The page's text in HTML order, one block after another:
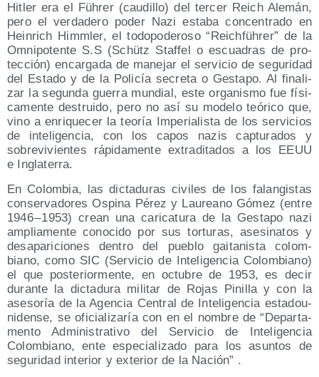
Hitler era el Füh­rer (cau­di­llo) del ter­cer Reich Ale­mán,
pero el ver­da­de­ro poder Nazi esta­ba con­cen­tra­do en
Hein­rich Himm­ler, el todo­po­de­ro­so “Reich­füh­rer” de la
Omni­po­ten­te S.S (Schütz Staf­fel o escua­dras de pro­
tec­ción) encar­ga­da de mane­jar el ser­vi­cio de segu­ri­dad
del Esta­do y de la Poli­cía secre­ta o Ges­ta­po. Al fina­li­
zar la segun­da gue­rra mun­dial, este orga­nis­mo fue físi­
ca­men­te des­trui­do, pero no así su mode­lo teó­ri­co que,
vino a enri­que­cer la teo­ría Impe­ria­lis­ta de los ser­vi­cios
de inte­li­gen­cia, con los capos nazis cap­tu­ra­dos y
sobre­vi­vien­tes rápi­da­men­te extra­di­ta­dos a los EEUU
e Inglaterra.
En Colom­bia, las dic­ta­du­ras civi­les de los falan­gis­tas
con­ser­va­do­res Ospi­na Pérez y Lau­reano Gómez (entre
1946 – 1953) crean una cari­ca­tu­ra de la Ges­ta­po nazi
amplia­men­te cono­ci­do por sus tor­tu­ras, ase­si­na­tos y
des­apa­ri­cio­nes den­tro del pue­blo gai­ta­nis­ta colom­
biano, como SIC (Ser­vi­cio de Inte­li­gen­cia Colom­biano)
el que pos­te­rior­men­te, en octu­bre de 1953, es decir
duran­te la dic­ta­du­ra mili­tar de Rojas Pini­lla y con la
ase­so­ría de la Agen­cia Cen­tral de Inte­li­gen­cia esta­dou­
ni­den­se, se ofi­cia­li­za­ría con en el nom­bre de “Depar­ta­
men­to Admi­nis­tra­ti­vo del Ser­vi­cio de Inte­li­gen­cia
Colom­biano, ente espe­cia­li­za­do para los asun­tos de
segu­ri­dad inte­rior y exte­rior de la Nación” .